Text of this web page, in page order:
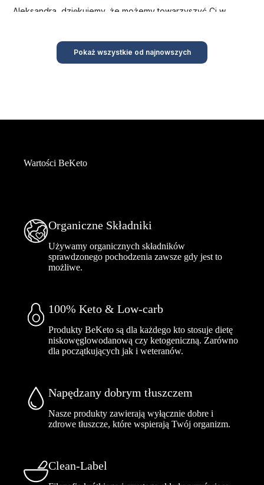
Aleksandra, dziękujemy, że możemy towarzyszyć Ci w
Pokaż wszystkie od najnowszych
Wartości BeKeto
Organiczne Składniki
Używamy organicznych składników
sprawdzonego pochodzenia zawsze gdy jest to
możliwe.
100% Keto & Low-carb
Produkty BeKeto są dla każdego kto stosuje dietę
niskowęglowodanową czy ketogeniczną. Zarówno
dla początkujących jak i weteranów.
Napędzany dobrym tłuszczem
Nasze produkty zawierają wyłącznie dobre i
zdrowe tłuszcze, które wspierają Twój organizm.
Clean-Label